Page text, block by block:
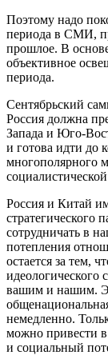
Поэтому надо
периода в СМИ,
прошлое. В
объективное
периода.
Сентябрьский
Россия должна
Запада и Юго-
и готова идти до
многополярного
Россия и Китай
стратегического
сотрудничать в
потепления
остается за тем,
идеологического
вашим и нашим.
немедленно.
можно привести в
и социальный